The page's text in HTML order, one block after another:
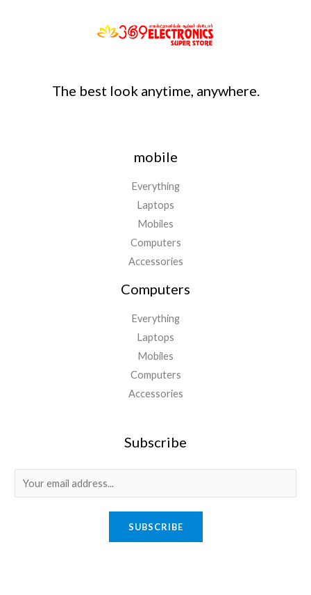
The best look anytime, anywhere.
mobile
Everything
Laptops
Mobiles
Computers
Accessories
Computers
Everything
Laptops
Mobiles
Computers
Accessories
Subscribe
m
SUBSCRIBE